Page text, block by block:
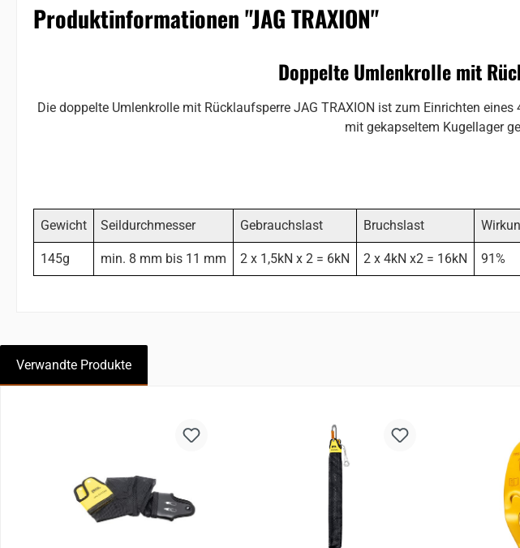
Produktinformationen "JAG TRAXION"
Doppelte Umlenkrolle mit
Die doppelte Umlenkrolle mit Rücklaufsperre JAG TRAXION ist zum Einrichten
mit gekapseltem Kugellager
Gewicht Seildurchmesser Gebrauchslast Bruchslast
145g min. 8 mm bis 11 mm 2 x 1,5kN x 2 = 6kN 2 x 4kN x2 = 16kN 91%
Verwandte Produkte